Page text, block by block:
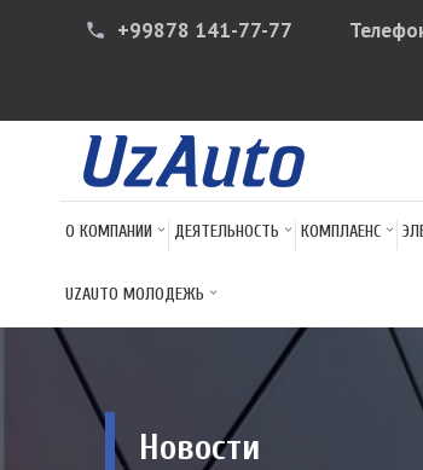
phone +99878 141-77-77
О КОМПАНИИ ДЕЯТЕЛЬНОСТЬ КОМПЛАЕНС
UZAUTO МОЛОДЕЖЬ
Новости